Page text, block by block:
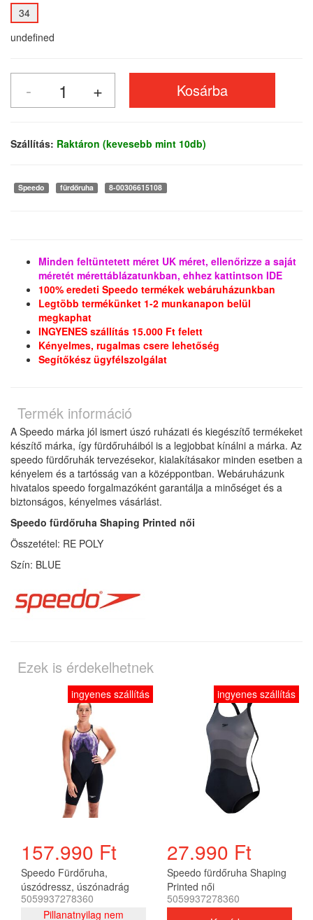
34
undefined
Szállítás: Raktáron (kevesebb mint 10db)
Speedo fürdőruha 8-00306615108
Minden feltüntetett méret UK méret, ellenőrizze a saját
méretét mérettáblázatunkban, ehhez kattintson IDE
100% eredeti Speedo termékek webáruházunkban
Legtöbb termékünket 1-2 munkanapon belül
megkaphat
INGYENES szállítás 15.000 Ft felett
Kényelmes, rugalmas csere lehetőség
Segítőkész ügyfélszolgálat
Termék információ
A Speedo márka jól ismert úszó ruházati és kiegészítő termékeket
készítő márka, így fürdőruháiból is a legjobbat kínálni a márka. Az
speedo fürdőruhák tervezésekor, kialakításakor minden esetben a
kényelem és a tartósság van a középpontban. Webáruházunk
hivatalos speedo forgalmazóként garantálja a minőséget és a
biztonságos, kényelmes vásárlást.
Speedo fürdőruha Shaping Printed női
Összetétel: RE POLY
Szín: BLUE
Ezek is érdekelhetnek
ingyenes szállítás
157.990 Ft
Speedo Fürdőruha,
úszódressz, úszónadrág
LZR VALOR CDBK KSKN
AF női
5059937278360
Pillanatnyilag nem
ingyenes szállítás
27.990 Ft
Speedo fürdőruha Shaping
Printed női
5059937278360